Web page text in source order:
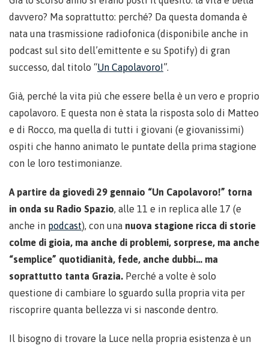
davvero? Ma soprattutto: perché? Da questa domanda è
nata una trasmissione radiofonica (disponibile anche in
podcast sul sito dell’emittente e su Spotify) di gran
successo, dal titolo “Un Capolavoro!”.
Già, perché la vita più che essere bella è un vero e proprio
capolavoro. E questa non è stata la risposta solo di Matteo
e di Rocco, ma quella di tutti i giovani (e giovanissimi)
ospiti che hanno animato le puntate della prima stagione
con le loro testimonianze.
A partire da giovedì 29 gennaio “Un Capolavoro!” torna
in onda su Radio Spazio, alle 11 e in replica alle 17 (e
anche in podcast), con una nuova stagione ricca di storie
colme di gioia, ma anche di problemi, sorprese, ma anche
“semplice” quotidianità, fede, anche dubbi… ma
soprattutto tanta Grazia. Perché a volte è solo
questione di cambiare lo sguardo sulla propria vita per
riscoprire quanta bellezza vi si nasconde dentro.
Il bisogno di trovare la Luce nella propria esistenza è un